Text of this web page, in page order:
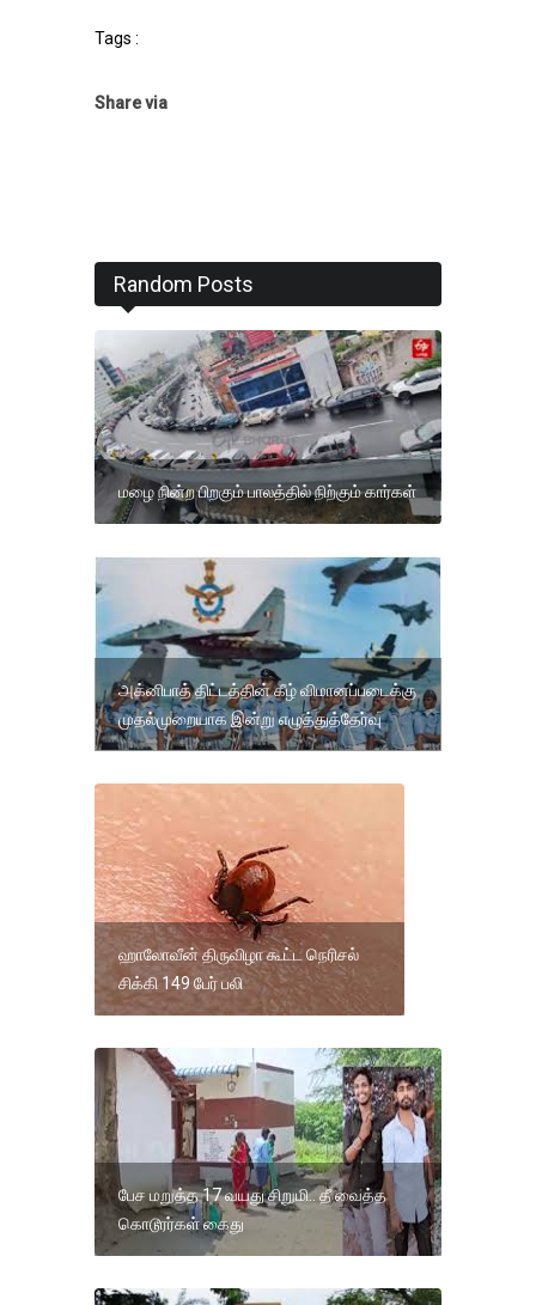
Tags :
Share via
Random Posts
மழை நின்ற பிறகும் பாலத்தில் நிற்கும் கார்கள்
அக்னிபாத் திட்டத்தின் கீழ் விமானப்படைக்கு
முதல்முறையாக இன்று எழுத்துத்தேர்வு
ஹாலோவீன் திருவிழா கூட்ட நெரிசல்
சிக்கி 149 பேர் பலி
பேச மறுத்த 17 வயது சிறுமி.. தீ வைத்த
கொடூரர்கள் கைது